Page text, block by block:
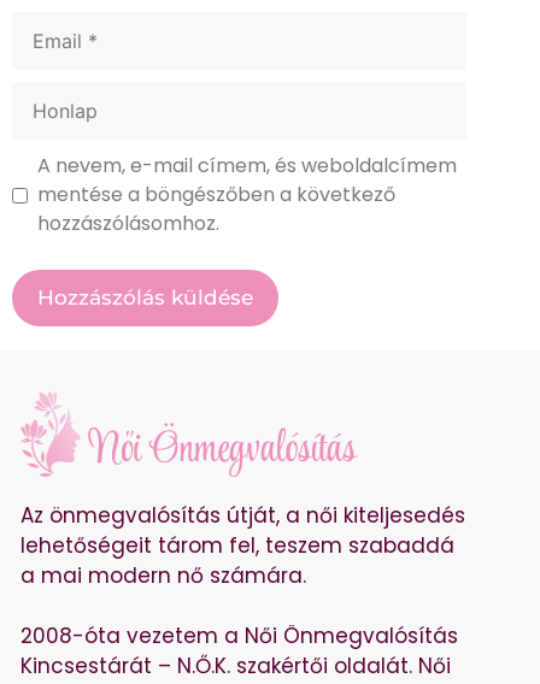
A nevem, e-mail címem, és weboldalcímem
mentése a böngészőben a következő
hozzászólásomhoz.
Az önmegvalósítás útját, a női kiteljesedés
lehetőségeit tárom fel, teszem szabaddá
a mai modern nő számára.
2008-óta vezetem a Női Önmegvalósítás
Kincsestárát – N.Ő.K. szakértői oldalát. Női